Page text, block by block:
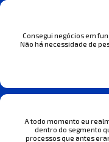
Consegui negócios em
Não há necessidade de
A todo momento eu
dentro do segmento
processos que antes